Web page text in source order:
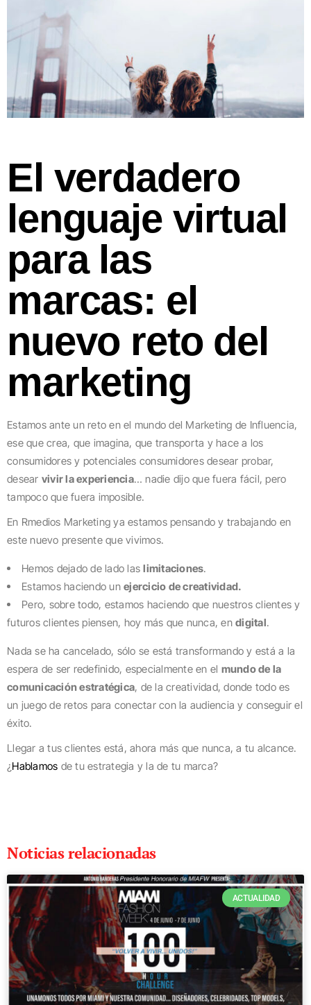
El verdadero
lenguaje virtual
para las
marcas: el
nuevo reto del
marketing
Estamos ante un reto en el mundo del Marketing de Influencia,
ese que crea, que imagina, que transporta y hace a los
consumidores y potenciales consumidores desear probar,
desear vivir la experiencia… nadie dijo que fuera fácil, pero
tampoco que fuera imposible.
En Rmedios Marketing ya estamos pensando y trabajando en
este nuevo presente que vivimos.
Hemos dejado de lado laslimitaciones.
Estamos haciendo un ejercicio de creatividad.
Pero, sobre todo, estamos haciendo que nuestros clientes y
futuros clientes piensen, hoy más que nunca, en digital.
Nada se ha cancelado, sólo se está transformando y está a la
espera de ser redefinido, especialmente en el mundo de la
comunicación estratégica, de la creatividad, donde todo es
un juego de retos para conectar con la audiencia y conseguir el
éxito.
Llegar a tus clientes está, ahora más que nunca, a tu alcance.
¿Hablamos de tu estrategia y la de tu marca?
Noticias relacionadas
ACTUALIDAD